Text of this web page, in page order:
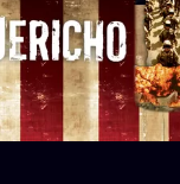
Jericho